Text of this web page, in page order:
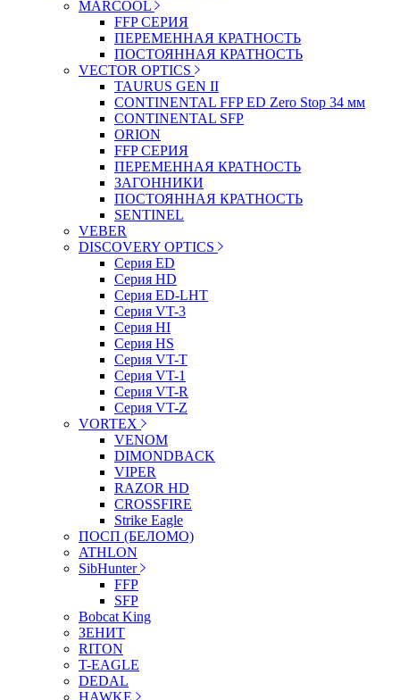
MARCOOL
FFP СЕРИЯ
ПЕРЕМЕННАЯ КРАТНОСТЬ
ПОСТОЯННАЯ КРАТНОСТЬ
VECTOR OPTICS
TAURUS GEN II
CONTINENTAL FFP ED Zero Stop 34 мм
CONTINENTAL SFP
ORION
FFP СЕРИЯ
ПЕРЕМЕННАЯ КРАТНОСТЬ
ЗАГОННИКИ
ПОСТОЯННАЯ КРАТНОСТЬ
SENTINEL
VEBER
DISCOVERY OPTICS
Серия ED
Серия HD
Серия ED-LHT
Серия VT-3
Серия HI
Серия HS
Серия VT-T
Серия VT-1
Серия VT-R
Серия VT-Z
VORTEX
VENOM
DIMONDBACK
VIPER
RAZOR HD
CROSSFIRE
Strike Eagle
ПОСП (БЕЛОМО)
ATHLON
SibHunter
FFP
SFP
Bobcat King
ЗЕНИТ
RITON
T-EAGLE
DEDAL
HAWKE